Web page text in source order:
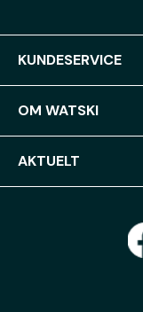
KUNDESERVICE
OM WATSKI
AKTUELT